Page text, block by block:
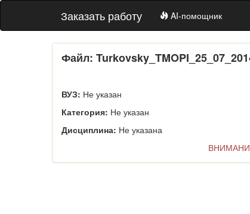
Заказать работу AI-помощник
Файл:
ВУЗ: Не указан
Категория: Не указан
Дисциплина: Не указана